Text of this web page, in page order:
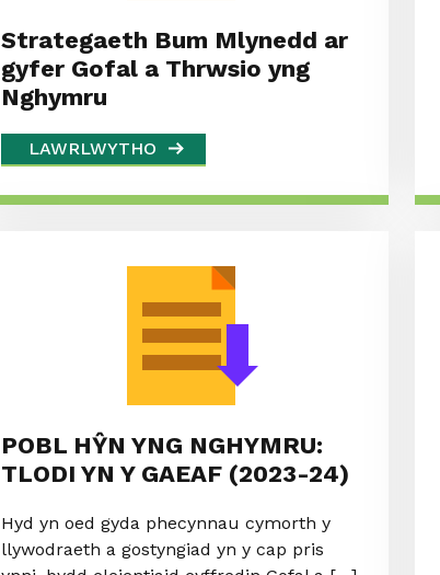
Strategaeth Bum Mlynedd ar
gyfer Gofal a Thrwsio yng
Nghymru
LAWRLWYTHO
POBL HŶN YNG NGHYMRU:
TLODI YN Y GAEAF (2023-24)
Hyd yn oed gyda phecynnau cymorth y
llywodraeth a gostyngiad yn y cap pris